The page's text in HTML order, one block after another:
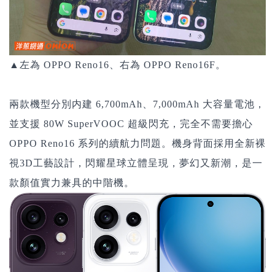
▲左為 OPPO Reno16、右為 OPPO Reno16F。
兩款機型分別内建 6,700mAh、 7,000mAh 大容量電池，
並支援 80W SuperVOOC 超級閃充，完全不需要擔心
OPPO Reno16 系列的續航力問題。機身背面採用全新裸
視3D工藝設計，閃耀星球立體呈現，夢幻又新潮，是一
款顏值實力兼具的中階機。